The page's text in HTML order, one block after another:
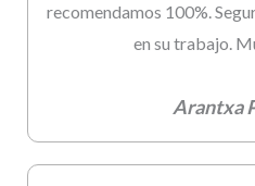
recomendamos 100%.
en su trabajo.
Arantxa